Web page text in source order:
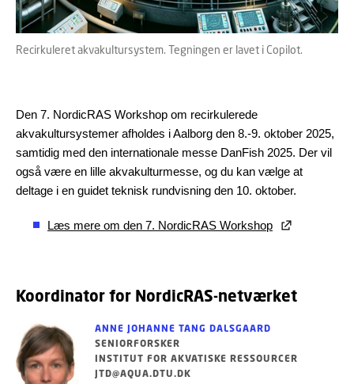
Recirkuleret akvakultursystem. Tegningen er lavet i Copilot.
Den 7. NordicRAS Workshop om recirkulerede
akvakultursystemer afholdes i Aalborg den 8.-9. oktober 2025,
samtidig med den internationale messe DanFish 2025. Der vil
også være en lille akvakulturmesse, og du kan vælge at
deltage i en guidet teknisk rundvisning den 10. oktober.
Læs mere om den 7. NordicRAS Workshop
Koordinator for NordicRAS-netværket
ANNE JOHANNE TANG DALSGAARD
SENIORFORSKER
INSTITUT FOR AKVATISKE RESSOURCER
JTD@AQUA.DTU.DK